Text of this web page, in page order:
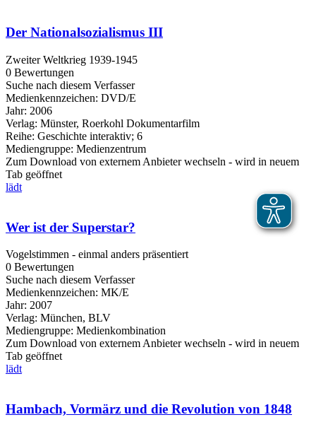
Der Nationalsozialismus III
Zweiter Weltkrieg 1939-1945
0 Bewertungen
Suche nach diesem Verfasser
Medienkennzeichen: DVD/E
Jahr: 2006
Verlag: Münster, Roerkohl Dokumentarfilm
Reihe: Geschichte interaktiv; 6
Mediengruppe: Medienzentrum
Zum Download von externem Anbieter wechseln - wird in neuem
Tab geöffnet
lädt
Wer ist der Superstar?
Vogelstimmen - einmal anders präsentiert
0 Bewertungen
Suche nach diesem Verfasser
Medienkennzeichen: MK/E
Jahr: 2007
Verlag: München, BLV
Mediengruppe: Medienkombination
Zum Download von externem Anbieter wechseln - wird in neuem
Tab geöffnet
lädt
Hambach, Vormärz und die Revolution von 1848